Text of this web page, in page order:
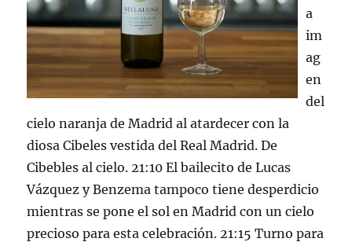
a
im
ag
en
del
cielo naranja de Madrid al atardecer con la
diosa Cibeles vestida del Real Madrid. De
Cibebles al cielo. 21:10 El bailecito de Lucas
Vázquez y Benzema tampoco tiene desperdicio
mientras se pone el sol en Madrid con un cielo
precioso para esta celebración. 21:15 Turno para